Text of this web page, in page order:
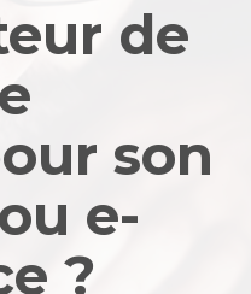
de
son
e-
?